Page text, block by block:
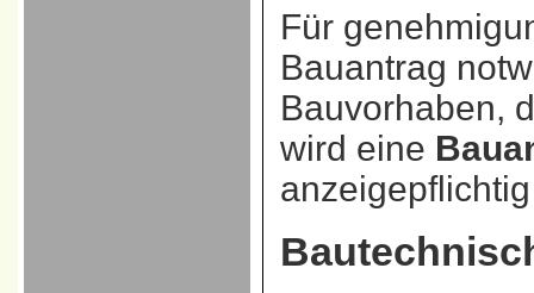
Für
Bauantrag
Bauvorhaben,
wird eine